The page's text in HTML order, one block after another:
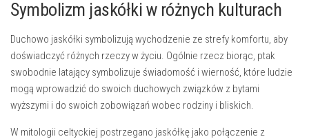
Symbolizm jaskółki w różnych kulturach
Duchowo jaskółki symbolizują wychodzenie ze strefy komfortu, aby
doświadczyć różnych rzeczy w życiu. Ogólnie rzecz biorąc, ptak
swobodnie latający symbolizuje świadomość i wierność, które ludzie
mogą wprowadzić do swoich duchowych związków z bytami
wyższymi i do swoich zobowiązań wobec rodziny i bliskich.
W mitologii celtyckiej postrzegano jaskółkę jako połączenie z